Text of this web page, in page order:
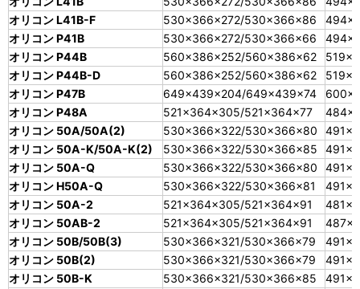
オリコン L41B-F
530×366×272/530×366×86
オリコン P41B
530×366×272/530×366×66
オリコン P44B
560×386×252/560×386×62
オリコン P44B-D
560×386×252/560×386×62
オリコン P47B
649×439×204/649×439×74
オリコン P48A
521×364×305/521×364×77
オリコン 50A/50A(2)
530×366×322/530×366×80
オリコン 50A-K/50A-K(2)
530×366×322/530×366×85
オリコン 50A-Q
530×366×322/530×366×80
オリコン H50A-Q
530×366×322/530×366×81
オリコン 50A-2
521×364×305/521×364×91
オリコン 50AB-2
521×364×305/521×364×91
オリコン 50B/50B(3)
530×366×321/530×366×79
オリコン 50B(2)
530×366×321/530×366×79
オリコン 50B-K
530×366×321/530×366×85